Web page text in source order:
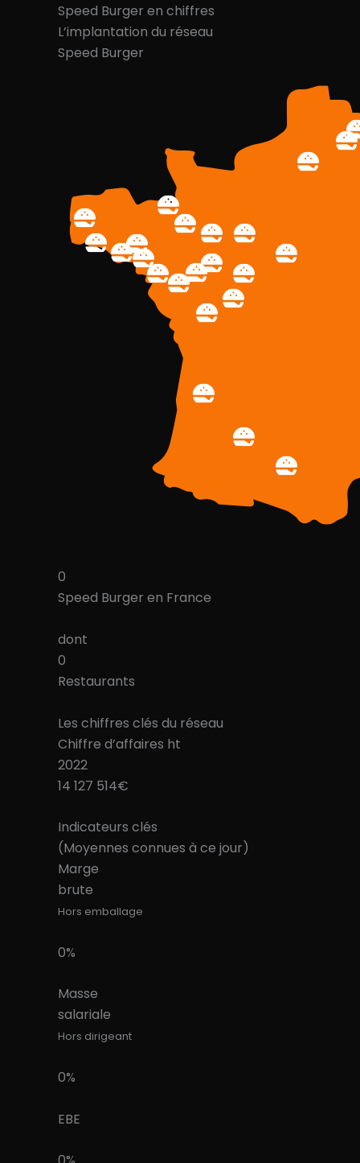
Speed Burger en chiffres
L’implantation du réseau
Speed Burger
0
Speed Burger en France
dont
0
Restaurants
Les chiffres clés du réseau
Chiffre d’affaires ht
2022
14 127 514€
Indicateurs clés
(Moyennes connues à ce jour)
Marge
brute
Hors emballage
0%
Masse
salariale
Hors dirigeant
0%
EBE